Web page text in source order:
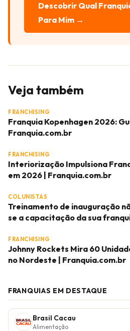
Descobrir Qual
Para Mim →
Veja também
FRANCHISING
Franquia Kopenhagen 2026:
Franquia.com.br
FRANCHISING
Interiorização Impulsiona
em 2026 | Franquia.com.br
COLUNISTAS
Treinamento de inauguração
se a capacitação da sua
FRANCHISING
Johnny Rockets Mira 60
no Nordeste | Franquia.com.br
FRANQUIAS EM DESTAQUE
Brasil Cacau
Alimentação